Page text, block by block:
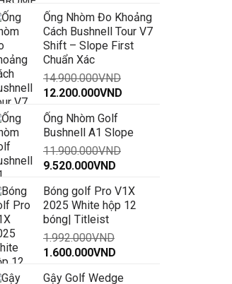
là:
6.250.000VND.
tại
là:
5.312.000VND.
Ống Nhòm Đo Khoảng
Cách Bushnell Tour V7
Shift – Slope First
Chuẩn Xác
14.900.000VND
Giá
là:
14.900.000VND.
12.200.000VND
là:
Ống Nhòm Golf
Bushnell A1 Slope
11.900.000VND
Giá
là:
11.900.000VND.
9.520.000VND
tại
là:
Bóng golf Pro V1X
2025 White hộp 12
bóng| Titleist
1.992.000VND
Giá
1.600.000VND
Gậy Golf Wedge